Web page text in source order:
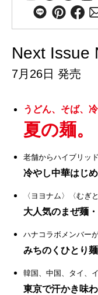
Next
7月26日 発売
うどん、そば、
夏の麺。
老舗からハイブリッ
冷やし中華はじめ
〈ヨヨナム〉〈むぎ
大人気のまぜ麺
ハナコラボメンバー
みちのくひとり麺
韓国、中国、タイ、
東京で汗かき味